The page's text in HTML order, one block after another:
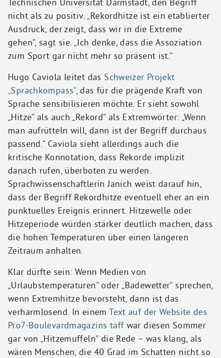
nicht als zu positiv. „Rekordhitze ist ein etablierter
Ausdruck, der zeigt, dass wir in die Extreme
gehen“, sagt sie. „Ich denke, dass die Assoziation
zum Sport gar nicht mehr so präsent ist.“
Hugo Caviola leitet das Schweizer Projekt
„Sprachkompass“, das für die prägende Kraft von
Sprache sensibilisieren möchte. Er sieht sowohl
„Hitze“ als auch „Rekord“ als Extremwörter: „Wenn
man aufrütteln will, dann ist der Begriff durchaus
passend.“ Caviola sieht allerdings auch die
kritische Konnotation, dass Rekorde implizit
danach rufen, überboten zu werden.
Sprachwissenschaftlerin Janich weist darauf hin,
dass der Begriff Rekordhitze eventuell eher an ein
punktuelles Ereignis erinnert. Hitzewelle oder
Hitzeperiode würden stärker deutlich machen, dass
die hohen Temperaturen über einen längeren
Zeitraum anhalten.
Klar dürfte sein: Wenn Medien von
„Urlaubstemperaturen“ oder „Badewetter“ sprechen,
wenn Extremhitze bevorsteht, dann ist das
verharmlosend. In einemText auf der Website des
Pro7-Boulevardmagazins taffwar diesen Sommer
gar von „Hitzemuffeln“ die Rede – was klang, als
wären Menschen, die 40 Grad im Schatten nicht so